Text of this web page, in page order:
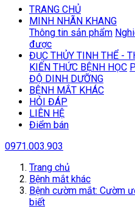
TRANG CHỦ
MINH NHÃN KHANG
Thông tin sản phẩm
được
ĐỤC THỦY TINH THỂ -
KIẾN THỨC BỆNH HỌC
ĐỘ DINH DƯỠNG
BỆNH MẮT KHÁC
HỎI ĐÁP
LIÊN HỆ
Điểm bán
0971.003.903
Trang chủ
Bệnh mắt khác
Bệnh cườm mắt: Cườm
biết